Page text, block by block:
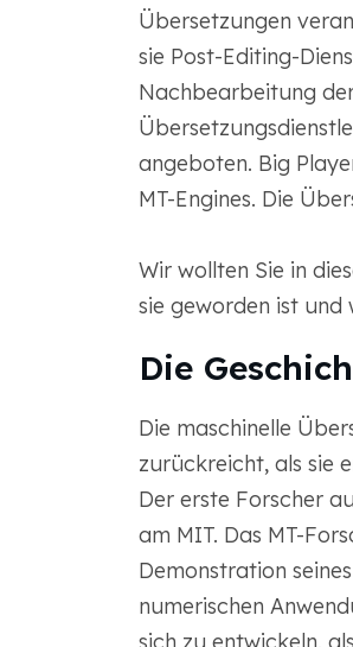
Übersetzungen
sie Post-Editing-
Nachbearbeitung
angeboten. Big
MT-Engines. Die
Wir wollten Sie in
sie geworden ist und
Die
Die maschinelle
zurückreicht, als sie
Der erste Forscher
am MIT. Das MT-
Demonstration
numerischen